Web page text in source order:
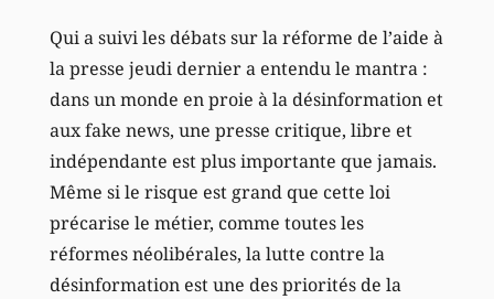
Qui a suivi les débats sur la réforme de l’aide à
la presse jeudi dernier a entendu le mantra :
dans un monde en proie à la désinformation et
aux fake news, une presse critique, libre et
indépendante est plus importante que jamais.
Même si le risque est grand que cette loi
précarise le métier, comme toutes les
réformes néolibérales, la lutte contre la
désinformation est une des priorités de la